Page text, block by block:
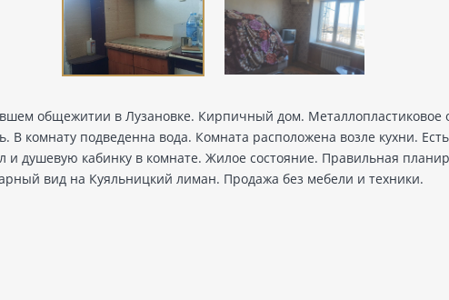
общежитии в Лузановке. Кирпичный дом. Металлопластиковое
В комнату подведенна вода. Комната расположена возле кухни.
и душевую кабинку в комнате. Жилое состояние. Правильная
вид на Куяльницкий лиман. Продажа без мебели и техники.